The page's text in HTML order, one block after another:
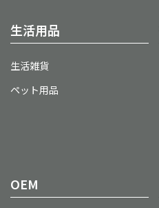
生活用品
生活雑貨
ペット用品
OEM